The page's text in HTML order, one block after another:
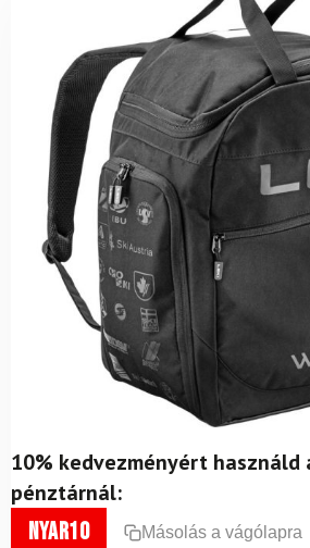
10% kedvezményért használd
pénztárnál:
nyar10 Másolás a vágólapra